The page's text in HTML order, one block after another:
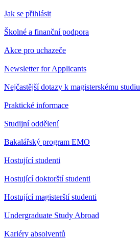
Jak se přihlásit
Školné a finanční podpora
Akce pro uchazeče
Newsletter for Applicants
Nejčastější dotazy k magisterskému studiu
Praktické informace
Studijní oddělení
Bakalářský program EMO
Hostující studenti
Hostující doktorští studenti
Hostující magisterští studenti
Undergraduate Study Abroad
Kariéry absolventů